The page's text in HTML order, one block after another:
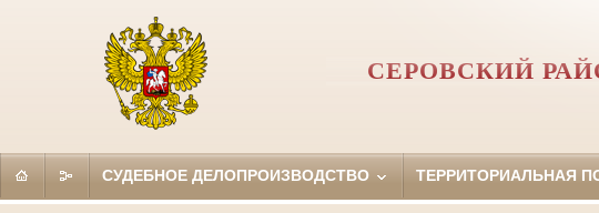
СЕРОВСКИЙ
СУДЕБНОЕ ДЕЛОПРОИЗВОДСТВО ТЕРРИТОРИАЛЬНАЯ